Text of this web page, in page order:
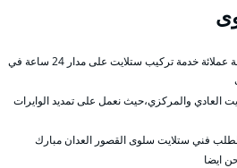
فني تركيب ستلايت سلوى يوفر لكافة عملائة خدمة تركيب ستلايت على مدار 24 ساعة في
العادي والمركزي،حيث نعمل على تمديد الوايرات
لطلب فني ستلايت سلوى القصور العدان مبارك
ايضا